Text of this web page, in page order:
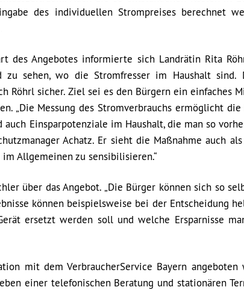
des individuellen Strompreises berechnet
des Angebotes informierte sich Landrätin Rita
zu sehen, wo die Stromfresser im Haushalt sind.
Röhrl sicher. Ziel sei es den Bürgern ein einfaches
„Die Messung des Stromverbrauchs ermöglicht
Einsparpotenziale im Haushalt, die man so
Achatz. Er sieht die Maßnahme auch
Allgemeinen zu sensibilisieren.“
über das Angebot. „Die Bürger können sich so
können beispielsweise bei der Entscheidung
ersetzt werden soll und welche Ersparnisse
mit dem VerbraucherService Bayern angeboten
einer telefonischen Beratung und stationären